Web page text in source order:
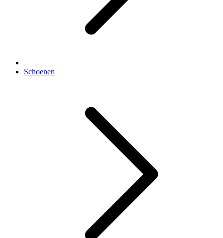
Schoenen